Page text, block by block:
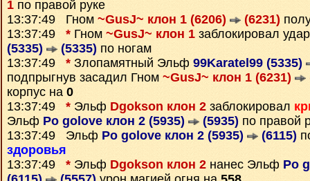
1 по правой руке
13:37:49 Гном ~GusJ~ клон 1 (6206) (6231)
13:37:49 * Гном ~GusJ~ клон 1 заблокировал
(5335)
(5335) по ногам
13:37:49 * Злопамятный Эльф 99Karatel99 (5335)
подпрыгнув засадил Гном ~GusJ~ клон 1 (6231)
корпус на 0
13:37:49 * Эльф Dgokson клон 2 заблокировал
Эльф Po golove клон 2 (5935) (5935) по правой
13:37:49 Эльф Po golove клон 2 (5935) (6115)
здоровья
13:37:49 * Эльф Dgokson клон 2 нанес Эльф Po